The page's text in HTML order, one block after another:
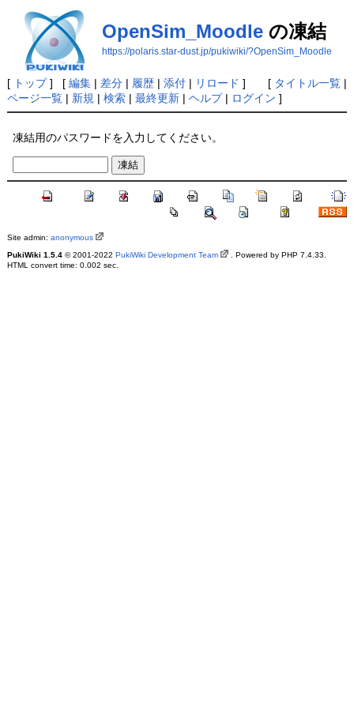
OpenSim_Moodleの凍結
https://polaris.star-dust.jp/pukiwiki/?OpenSim_Moodle
[ トップ] [ 編集| 差分| 履歴| 添付| リロード ] [ タイトル一覧|
ページ一覧| 新規 | 検索| 最終更新| ヘルプ| ログイン ]
凍結用のパスワードを入力してください。
Site admin: anonymous
PukiWiki 1.5.4© 2001-2022 PukiWiki Development Team
. Powered by PHP 7.4.33.
HTML convert time: 0.002 sec.